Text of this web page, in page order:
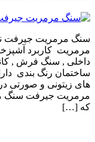
سنگ مرمریت جیرفت
مرمریت کاربرد
داخلی , سنگ فرش ,
ساختمان رنگ بندی
های زیتونی و صورتی
مرمریت جیرفت سنگ
که […]